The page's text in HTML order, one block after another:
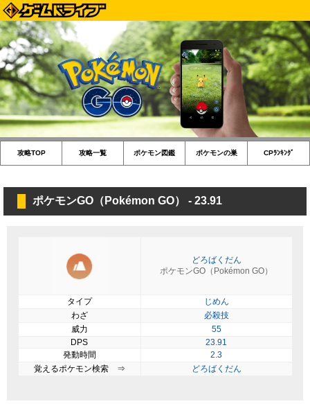
攻略TOP 攻略一覧 ポケモン図鑑 ポケモンの巣 CPﾗﾝｷﾝｸﾞ
ポケモンGO（Pokémon GO） - 23.91
どろばくだん
ポケモンGO（Pokémon GO）
タイプ
じめん
わざ
必殺技
威力
55
DPS
23.91
発動時間
2.3
覚えるポケモン検索 ⇒
どろばくだん